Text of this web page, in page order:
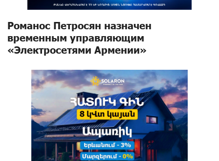
Романос Петросян назначен
временным управляющим
«Электросетями Армении»